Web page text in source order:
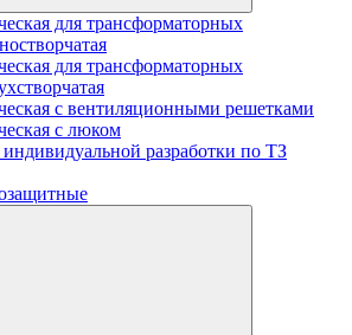
для трансформаторных
для трансформаторных
с вентиляционными решетками
с люком
разработки по ТЗ